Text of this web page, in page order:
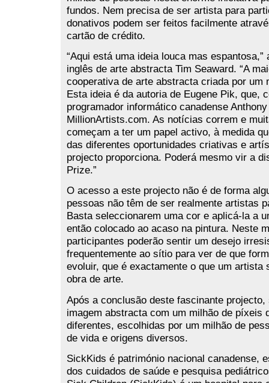
fundos. Nem precisa de ser artista para
donativos podem ser feitos facilmente
cartão de crédito.
“Aqui está uma ideia louca mas espantosa,”
inglês de arte abstracta Tim Seaward. “A
cooperativa de arte abstracta criada por um
Esta ideia é da autoria de Eugene Pik, que,
programador informático canadense
MillionArtists.com. As notícias correm e
começam a ter um papel activo, à medida
das diferentes oportunidades criativas e
projecto proporciona. Poderá mesmo vir a
Prize.”
O acesso a este projecto não é de forma
pessoas não têm de ser realmente artistas
Basta seleccionarem uma cor e aplicá-la a
então colocado ao acaso na pintura. Neste
participantes poderão sentir um desejo
frequentemente ao sítio para ver de que
evoluir, que é exactamente o que um artista
obra de arte.
Após a conclusão deste fascinante projecto,
imagem abstracta com um milhão de píxeis
diferentes, escolhidas por um milhão de
de vida e origens diversos.
SickKids é património nacional canadense,
dos cuidados de saúde e pesquisa